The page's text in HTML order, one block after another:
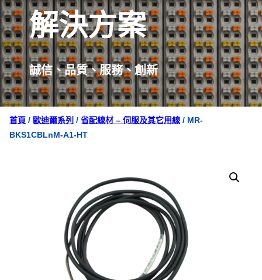
解決方案
誠信、品質、服務、創新
首頁 / 歐迪爾系列 / 省配線材 – 伺服及其它用線 / MR-
BKS1CBLnM-A1-HT